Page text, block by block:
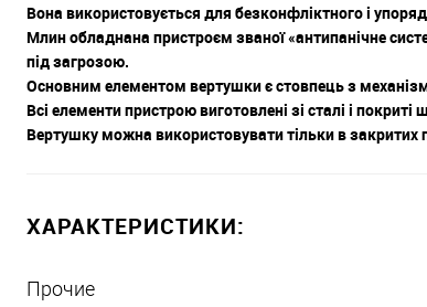
Вона використовується для безконфліктного і
Млин обладнана пристроєм званої «антипанічне
під загрозою.
Основним елементом вертушки є стовпець з
Всі елементи пристрою виготовлені зі сталі і
Вертушку можна використовувати тільки в закритих
ХАРАКТЕРИСТИКИ:
Прочие